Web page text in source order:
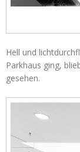
Hell und
Parkhaus ging,
gesehen.